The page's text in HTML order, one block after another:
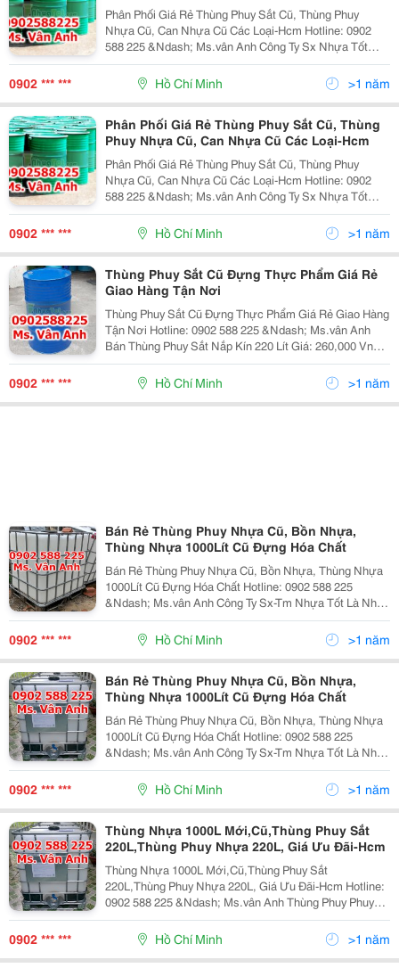
Phân Phối Giá Rẻ Thùng Phuy Sắt Cũ, Thùng Phuy
Nhựa Cũ, Can Nhựa Cũ Các Loại-Hcm Hotline: 0902
588 225 &Ndash; Ms.vân Anh Công Ty Sx Nhựa Tốt
Chuyên: -Cung Cấp Các Loại Thùng Phuy Sắt, Thùng
Phuy Nhựa -Mới - Cung Cấp Vỏ Thùng Phuy Sắt, Th
0902 *** *** Hồ Chí Minh >1 năm
Phân Phối Giá Rẻ Thùng Phuy Sắt Cũ, Thùng
Phuy Nhựa Cũ, Can Nhựa Cũ Các Loại-Hcm
Phân Phối Giá Rẻ Thùng Phuy Sắt Cũ, Thùng Phuy
Nhựa Cũ, Can Nhựa Cũ Các Loại-Hcm Hotline: 0902
588 225 &Ndash; Ms.vân Anh Công Ty Sx Nhựa Tốt
Chuyên: -Cung Cấp Các Loại Thùng Phuy Sắt, Thùng
Phuy Nhựa -Mới - Cung Cấp Vỏ Thùng Phuy Sắt, Th
0902 *** *** Hồ Chí Minh >1 năm
Thùng Phuy Sắt Cũ Đựng Thực Phẩm Giá Rẻ
Giao Hàng Tận Nơi
Thùng Phuy Sắt Cũ Đựng Thực Phẩm Giá Rẻ Giao Hàng
Tận Nơi Hotline: 0902 588 225 &Ndash; Ms.vân Anh
Bán Thùng Phuy Sắt Nắp Kín 220 Lít Giá: 260,000 Vnd -
Giao Hàng Tận Nơi. Hotline: 0902 588 225 &Ndash;
Ms.vân Anh Hàng Cũ Còn Mới
0902 *** *** Hồ Chí Minh >1 năm
Bán Rẻ Thùng Phuy Nhựa Cũ, Bồn Nhựa,
Thùng Nhựa 1000Lít Cũ Đựng Hóa Chất
Bán Rẻ Thùng Phuy Nhựa Cũ, Bồn Nhựa, Thùng Nhựa
1000Lít Cũ Đựng Hóa Chất Hotline: 0902 588 225
&Ndash; Ms.vân Anh Công Ty Sx-Tm Nhựa Tốt Là Nhà
Cung Cấp Hàng Đầu Về Các Sản Phẩm Thùng Phuy
Nhựa 220L , Tank Nhựa 1000L , Can Nhựa ,....
0902 *** *** Hồ Chí Minh >1 năm
Bán Rẻ Thùng Phuy Nhựa Cũ, Bồn Nhựa,
Thùng Nhựa 1000Lít Cũ Đựng Hóa Chất
Bán Rẻ Thùng Phuy Nhựa Cũ, Bồn Nhựa, Thùng Nhựa
1000Lít Cũ Đựng Hóa Chất Hotline: 0902 588 225
&Ndash; Ms.vân Anh Công Ty Sx-Tm Nhựa Tốt Là Nhà
Cung Cấp Hàng Đầu Về Các Sản Phẩm Thùng Phuy
Nhựa 220L , Tank Nhựa 1000L , Can Nhựa ,....
0902 *** *** Hồ Chí Minh >1 năm
Thùng Nhựa 1000L Mới,Cũ,Thùng Phuy Sắt
220L,Thùng Phuy Nhựa 220L, Giá Ưu Đãi-Hcm
Thùng Nhựa 1000L Mới,Cũ,Thùng Phuy Sắt
220L,Thùng Phuy Nhựa 220L, Giá Ưu Đãi-Hcm Hotline:
0902 588 225 &Ndash; Ms.vân Anh Thùng Phuy Phuy
Nhựa Nắp Kín : Dung Tích: 220 Lít - Kích Thước:
D57.4Cm, Cao 89 Cm - Màu Sắc: Xanh Dương -
0902 *** *** Hồ Chí Minh >1 năm